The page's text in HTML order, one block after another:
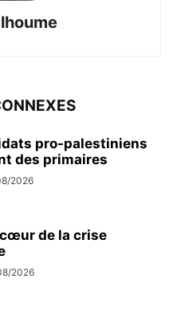
pro-palestiniens
des primaires
2026
de la crise
2026